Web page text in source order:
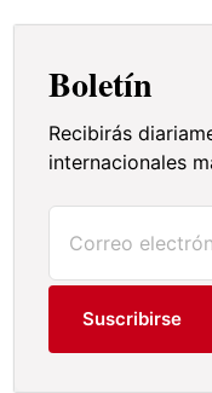
Boletín
Recibirás
internacionales
Suscribirse